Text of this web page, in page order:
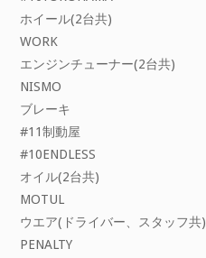
ホイール(2台共)
WORK
エンジンチューナー(2台共)
NISMO
ブレーキ
#11制動屋
#10ENDLESS
オイル(2台共)
MOTUL
ウエア(ドライバー、スタッフ共)
PENALTY